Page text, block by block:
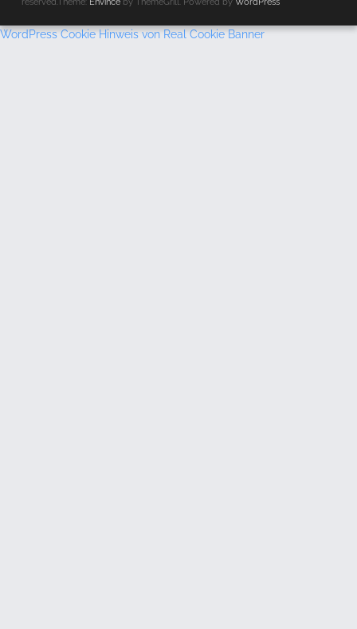
reserved.Theme: Envince by ThemeGrill. Powered by WordPress
WordPress Cookie Hinweis von Real Cookie Banner